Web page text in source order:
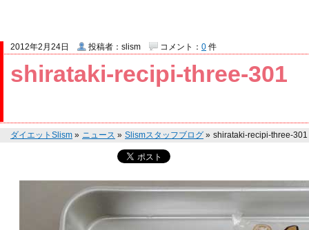
shirataki-recipi-three-301
2012年2月24日 投稿者：slism コメント： 0 件
ダイエットSlism » ニュース » Slismスタッフブログ » shirataki-recipi-three-301